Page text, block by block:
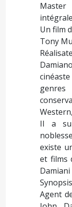
intégrale
Un film
Tony
Il a su
existe
et films
Damiani
Synopsis
Agent